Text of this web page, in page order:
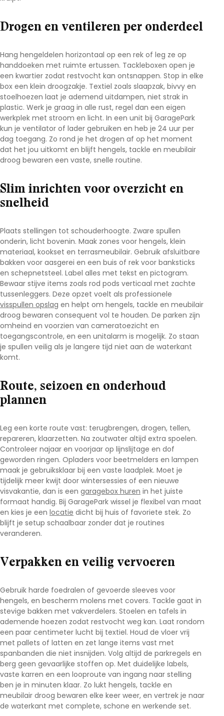
Drogen en ventileren per onderdeel
Hang hengeldelen horizontaal op een rek of leg ze op
handdoeken met ruimte ertussen. Tackleboxen open je
een kwartier zodat restvocht kan ontsnappen. Stop in elke
box een klein droogzakje. Textiel zoals slaapzak, bivvy en
stoelhoezen laat je ademend uitdampen, niet strak in
plastic. Werk je graag in alle rust, regel dan een eigen
werkplek met stroom en licht. In een unit bij GaragePark
kun je ventilator of lader gebruiken en heb je 24 uur per
dag toegang. Zo rond je het drogen af op het moment
dat het jou uitkomt en blijft hengels, tackle en meubilair
droog bewaren een vaste, snelle routine.
Slim inrichten voor overzicht en
snelheid
Plaats stellingen tot schouderhoogte. Zware spullen
onderin, licht bovenin. Maak zones voor hengels, klein
materiaal, kookset en terrasmeubilair. Gebruik afsluitbare
bakken voor aasgerei en een buis of rek voor banksticks
en schepnetsteel. Label alles met tekst en pictogram.
Bewaar stijve items zoals rod pods verticaal met zachte
tussenleggers. Deze opzet voelt als professionele
visspullen opslag en helpt om hengels, tackle en meubilair
droog bewaren consequent vol te houden. De parken zijn
omheind en voorzien van cameratoezicht en
toegangscontrole, en een unitalarm is mogelijk. Zo staan
je spullen veilig als je langere tijd niet aan de waterkant
komt.
Route, seizoen en onderhoud
plannen
Leg een korte route vast: terugbrengen, drogen, tellen,
repareren, klaarzetten. Na zoutwater altijd extra spoelen.
Controleer najaar en voorjaar op lijnslijtage en dof
geworden ringen. Opladers voor beetmelders en lampen
maak je gebruiksklaar bij een vaste laadplek. Moet je
tijdelijk meer kwijt door wintersessies of een nieuwe
visvakantie, dan is een garagebox huren in het juiste
formaat handig. Bij GaragePark wissel je flexibel van maat
en kies je een locatie dicht bij huis of favoriete stek. Zo
blijft je setup schaalbaar zonder dat je routines
veranderen.
Verpakken en veilig vervoeren
Gebruik harde foedralen of gevoerde sleeves voor
hengels, en bescherm molens met covers. Tackle gaat in
stevige bakken met vakverdelers. Stoelen en tafels in
ademende hoezen zodat restvocht weg kan. Laat rondom
een paar centimeter lucht bij textiel. Houd de vloer vrij
met pallets of latten en zet lange items vast met
spanbanden die niet insnijden. Volg altijd de parkregels en
berg geen gevaarlijke stoffen op. Met duidelijke labels,
vaste karren en een looproute van ingang naar stelling
ben je in minuten klaar. Zo lukt hengels, tackle en
meubilair droog bewaren elke keer weer, en vertrek je naar
de waterkant met complete, schone en werkende set.